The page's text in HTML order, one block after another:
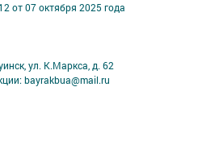
от 07 октября 2025 года
ул. К.Маркса, д. 62
bayrakbua@mail.ru